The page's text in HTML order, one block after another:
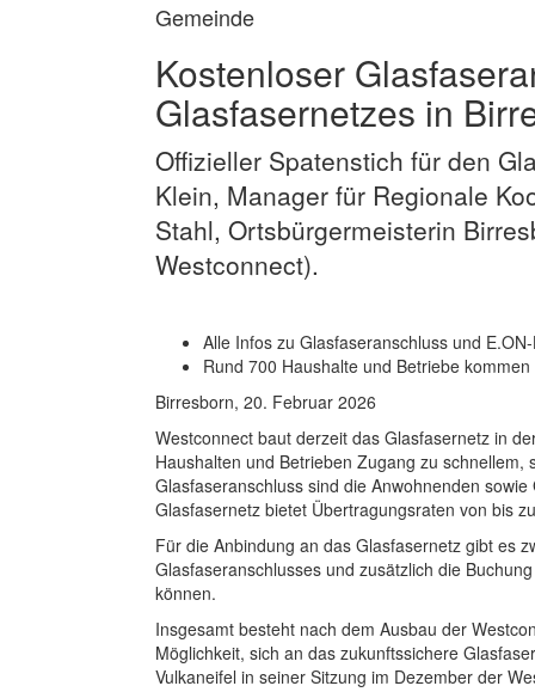
Gemeinde
Kostenloser
Glasfasernetzes in
Offizieller Spatenstich für den
Klein, Manager für Regionale
Stahl, Ortsbürgermeisterin
Westconnect).
Alle Infos zu Glasfaseranschluss und
Rund 700 Haushalte und Betriebe
Birresborn, 20. Februar 2026
Westconnect baut derzeit das Glasfasernetz in
Haushalten und Betrieben Zugang zu
Glasfaseranschluss sind die Anwohnenden
Glasfasernetz bietet Übertragungsraten von bis
Für die Anbindung an das Glasfasernetz gibt es
Glasfaseranschlusses und zusätzlich die
können.
Insgesamt besteht nach dem Ausbau der
Möglichkeit, sich an das zukunftssichere
Vulkaneifel in seiner Sitzung im Dezember der